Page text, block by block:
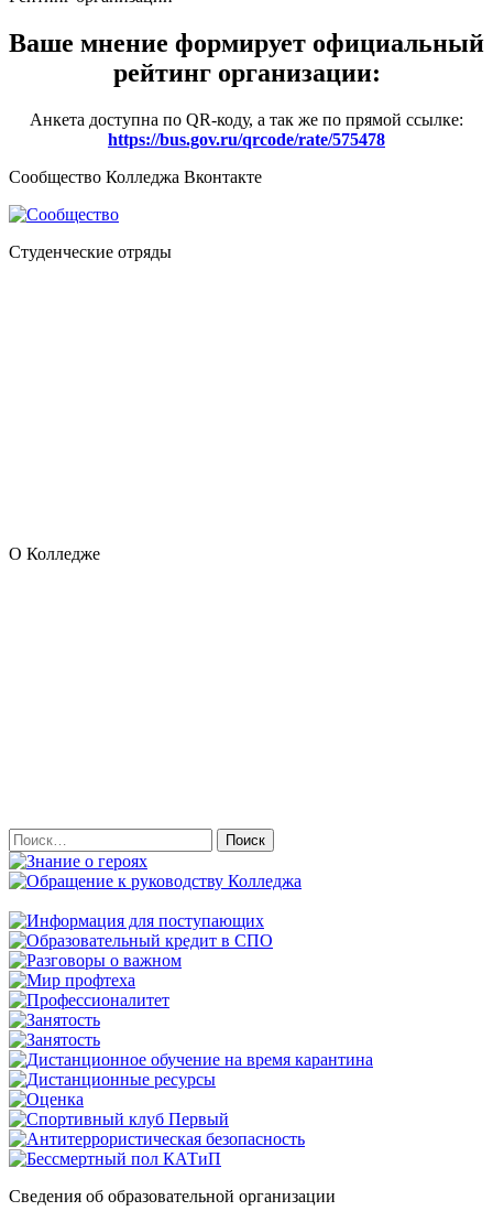
Ваше мнение формирует официальный
рейтинг организации:
Анкета доступна по QR-коду, а так же по прямой ссылке:
https://bus.gov.ru/qrcode/rate/575478
Сообщество Колледжа Вконтакте
Студенческие отряды
О Колледже
Найти:
Сведения об образовательной организации